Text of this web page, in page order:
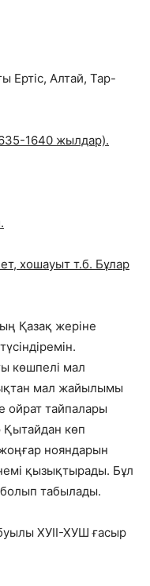
Ертіс, Алтай, Тар-
1640 жылдар).
хошауыт т.б. Бұлар
Қазақ жеріне
көшпелі мал
мал жайылымы
ойрат тайпалары
көп
нояндарын
қызықтырады. Бұл
табылады.
ХУІІ-ХУШ ғасыр